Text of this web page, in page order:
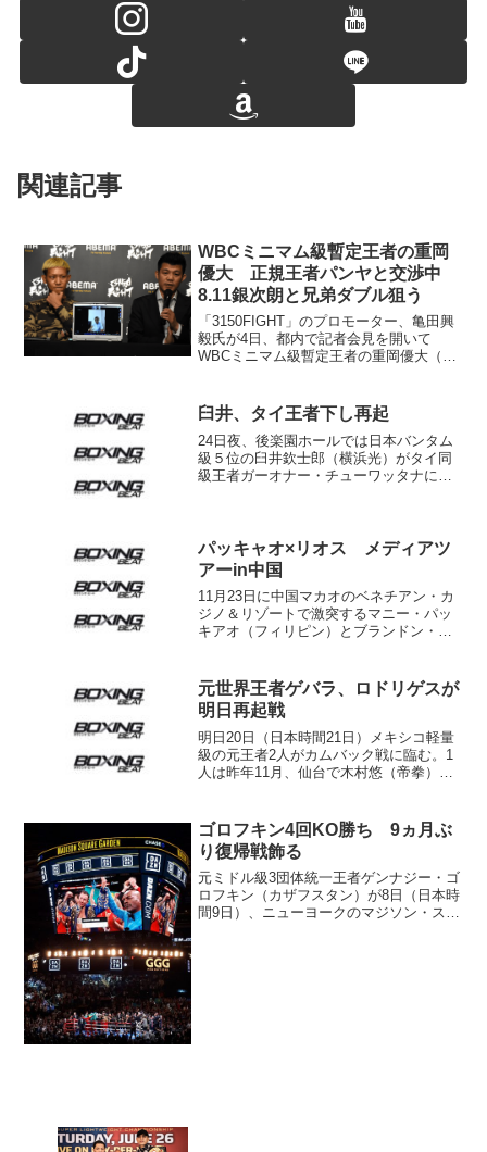
関連記事
WBCミニマム級暫定王者の重岡
優大 正規王者パンヤと交渉中
8.11銀次朗と兄弟ダブル狙う
「3150FIGHT」のプロモーター、亀田興
毅氏が4日、都内で記者会見を開いて
WBCミニマム級暫定王者の重岡優大（ワ
と明かした。会見に出席した中川（左）
と亀田氏 重岡は...
臼井、タイ王者下し再起
24日夜、後楽園ホールでは日本バンタム
級５位の臼井欽士郎（横浜光）がタイ同
級王者ガーオナー・チューワッタナに８
を軸に試合をリード。...
パッキャオ×リオス メディアツ
アーin中国
11月23日に中国マカオのベネチアン・カ
ジノ＆リゾートで激突するマニー・パッ
キアオ（フィリピン）とブランドン・リ
う復活するか注目される６階級制覇王者
パッキヤオと、マ...
元世界王者ゲバラ、ロドリゲスが
明日再起戦
明日20日（日本時間21日）メキシコ軽量
級の元王者2人がカムバック戦に臨む。1
人は昨年11月、仙台で木村悠（帝拳）に
地元マサトランでジェサー・オリバ（フ
ィリピン）...
ゴロフキン4回KO勝ち 9ヵ月ぶ
り復帰戦飾る
元ミドル級3団体統一王者ゲンナジー・ゴ
ロフキン（カザフスタン）が8日（日本時
間9日）、ニューヨークのマジソン・スク